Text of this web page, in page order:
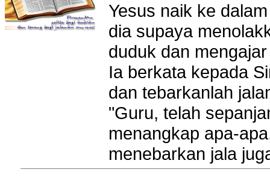
Yesus naik ke
dia supaya
duduk dan
Ia berkata kepada
dan tebarkanlah
"Guru, telah
menangkap apa-
menebarkan jala